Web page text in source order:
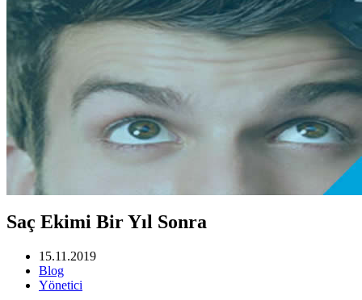
Saç Ekimi Bir Yıl Sonra
15.11.2019
Blog
Yönetici